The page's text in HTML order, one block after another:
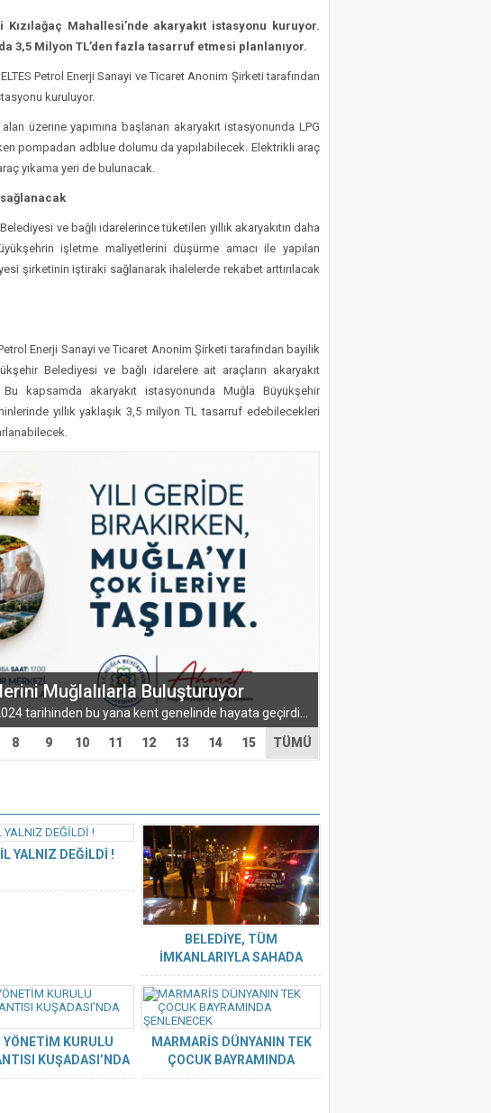
Mahallesi’nde akaryakıt istasyonu kuruyor.
3,5 Milyon TL’den fazla tasarruf etmesi planlanıyor.
Petrol Enerji Sanayi ve Ticaret Anonim Şirketi tarafından
kuruluyor.
üzerine yapımına başlanan akaryakıt istasyonunda LPG
pompadan adblue dolumu da yapılabilecek. Elektrikli araç
yıkama yeri de bulunacak.
ve bağlı idarelerince tüketilen yıllık akaryakıtın daha
işletme maliyetlerini düşürme amacı ile yapılan
şirketinin iştiraki sağlanarak ihalelerde rekabet arttırılacak
Enerji Sanayi ve Ticaret Anonim Şirketi tarafından bayilik
Belediyesi ve bağlı idarelere ait araçların akaryakıt
kapsamda akaryakıt istasyonunda Muğla Büyükşehir
yıllık yaklaşık 3,5 milyon TL tasarruf edebilecekleri
Muğlalılarla Buluşturuyor
8 9 10 11 12 13 14 15 TÜMÜ
YALNIZ DEĞİLDİ !
BELEDİYE, TÜM
İMKANLARIYLA SAHADA
YÖNETİM KURULU
KUŞADASI’NDA
YAPILDI.
MARMARİS DÜNYANIN TEK
ÇOCUK BAYRAMINDA
ŞENLENECEK